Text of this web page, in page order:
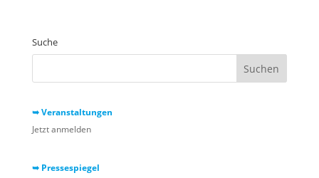
Suche
➥ Veranstaltungen
Jetzt anmelden
➥ Pressespiegel